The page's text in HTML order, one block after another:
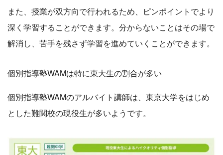
また、授業が双方向で行われるため、ピンポイントでより
深く学習することができます。分からないことはその場で
解消し、苦手を残さず学習を進めていくことができます。
個別指導塾WAMは特に東大生の割合が多い
個別指導塾WAMのアルバイト講師は、東京大学をはじめ
とした難関校の現役生が多いようです。